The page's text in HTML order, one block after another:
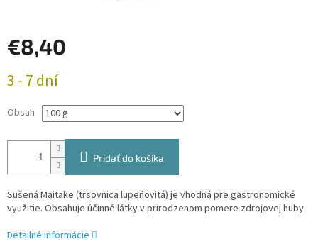
€8,40
cena:
3 - 7 dní
Obsah
Pridať do košíka
Sušená Maitake (trsovnica lupeňovitá) je vhodná pre gastronomické
využitie. Obsahuje účinné látky v prirodzenom pomere zdrojovej huby.
Detailné informácie